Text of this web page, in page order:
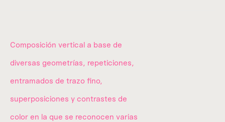
Donataria autorizada desde 2012.
info@amma.art
Composición vertical a base de
diversas geometrías, repeticiones,
entramados de trazo fino,
superposiciones y contrastes de
color en la que se reconocen varias